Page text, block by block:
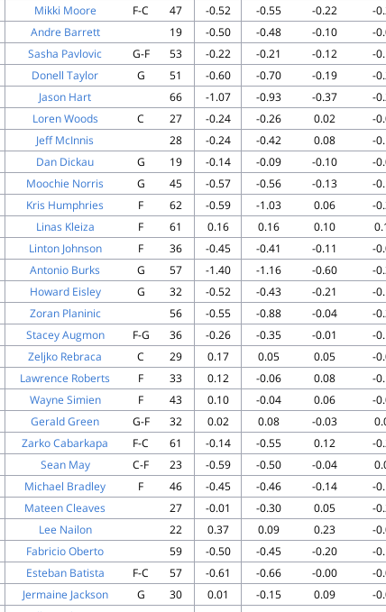
Mikki Moore F-C 47 -0.52 -0.55 -0.22 -
Andre Barrett 19 -0.50 -0.48 -0.10 -
Sasha Pavlovic G-F 53 -0.22 -0.21 -0.12 -
Donell Taylor G 51 -0.60 -0.70 -0.19 -
Jason Hart 66 -1.07 -0.93 -0.37 -
Loren Woods C 27 -0.24 -0.26 0.02 -
Jeff McInnis 28 -0.24 -0.42 0.08 -
Dan Dickau G 19 -0.14 -0.09 -0.10 -
Moochie Norris G 45 -0.57 -0.56 -0.13 -
Kris Humphries F 62 -0.59 -1.03 0.06 -
Linas Kleiza F 61 0.16 0.16 0.10
Linton Johnson F 36 -0.45 -0.41 -0.11 -
Antonio Burks G 57 -1.40 -1.16 -0.60 -
Howard Eisley G 32 -0.52 -0.43 -0.21 -
Zoran Planinic 56 -0.55 -0.88 -0.04 -
Stacey Augmon F-G 36 -0.26 -0.35 -0.01 -
Zeljko Rebraca C 29 0.17 0.05 0.05 -
Lawrence Roberts F 33 0.12 -0.06 0.08 -
Wayne Simien F 43 0.10 -0.04 0.06 -
Gerald Green G-F 32 0.02 0.08 -0.03
Zarko Cabarkapa F-C 61 -0.14 -0.55 0.12 -
Sean May C-F 23 -0.59 -0.50 -0.04
Michael Bradley F 46 -0.45 -0.46 -0.14 -
Mateen Cleaves 27 -0.01 -0.30 0.05 -
Lee Nailon 22 0.37 0.09 0.23 -
Fabricio Oberto 59 -0.50 -0.45 -0.20 -
Esteban Batista F-C 57 -0.61 -0.66 -0.00 -
Jermaine Jackson G 30 0.01 -0.15 0.09 -